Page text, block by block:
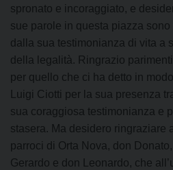
spronato e incoraggiato, e
sue parole in questa piazza sono
dalla sua testimonianza di vita a
della legalità. Ringrazio
per quello che ci ha detto in
Luigi Ciotti per la sua presenza
sua coraggiosa testimonianza e
stasera. Ma desidero ringraziare
parroci di Orta Nova, don
Gerardo e don Leonardo, che